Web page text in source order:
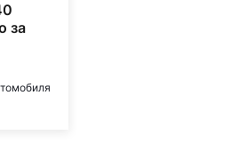
за